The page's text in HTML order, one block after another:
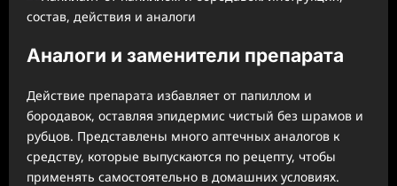
Аналоги и заменители препарата
Действие препарата избавляет от папиллом и
бородавок, оставляя эпидермис чистый без шрамов и
рубцов. Представлены много аптечных аналогов к
средству, которые выпускаются по рецепту, чтобы
применять самостоятельно в домашних условиях.